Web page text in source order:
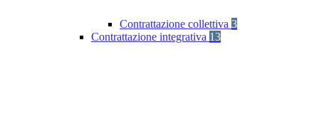
Contrattazione collettiva 3
Contrattazione integrativa 13